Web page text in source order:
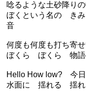
唸るような土砂降り
ぼくという名の き
音
何度も何度も打ち寄
ぼくら ぼくら 物語
Hello How low? 今日
水面に 揺れる 揺